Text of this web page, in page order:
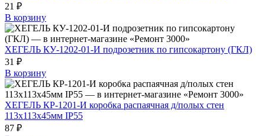
21 ₽
В корзину
ХЕГЕЛЬ КУ-1202-01-И подрозетник по гипсокартону (ГКЛ)
31 ₽
В корзину
ХЕГЕЛЬ КР-1201-И коробка распаячная д/полых стен
113х113х45мм IP55
87 ₽